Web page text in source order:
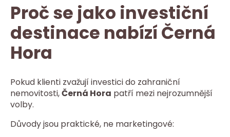
Proč se jako investiční
destinace nabízí Černá
Hora
Pokud klienti zvažují investici do zahraniční
nemovitosti,Černá Hora patří mezi nejrozumnější
volby.
Důvody jsou praktické, ne marketingové: